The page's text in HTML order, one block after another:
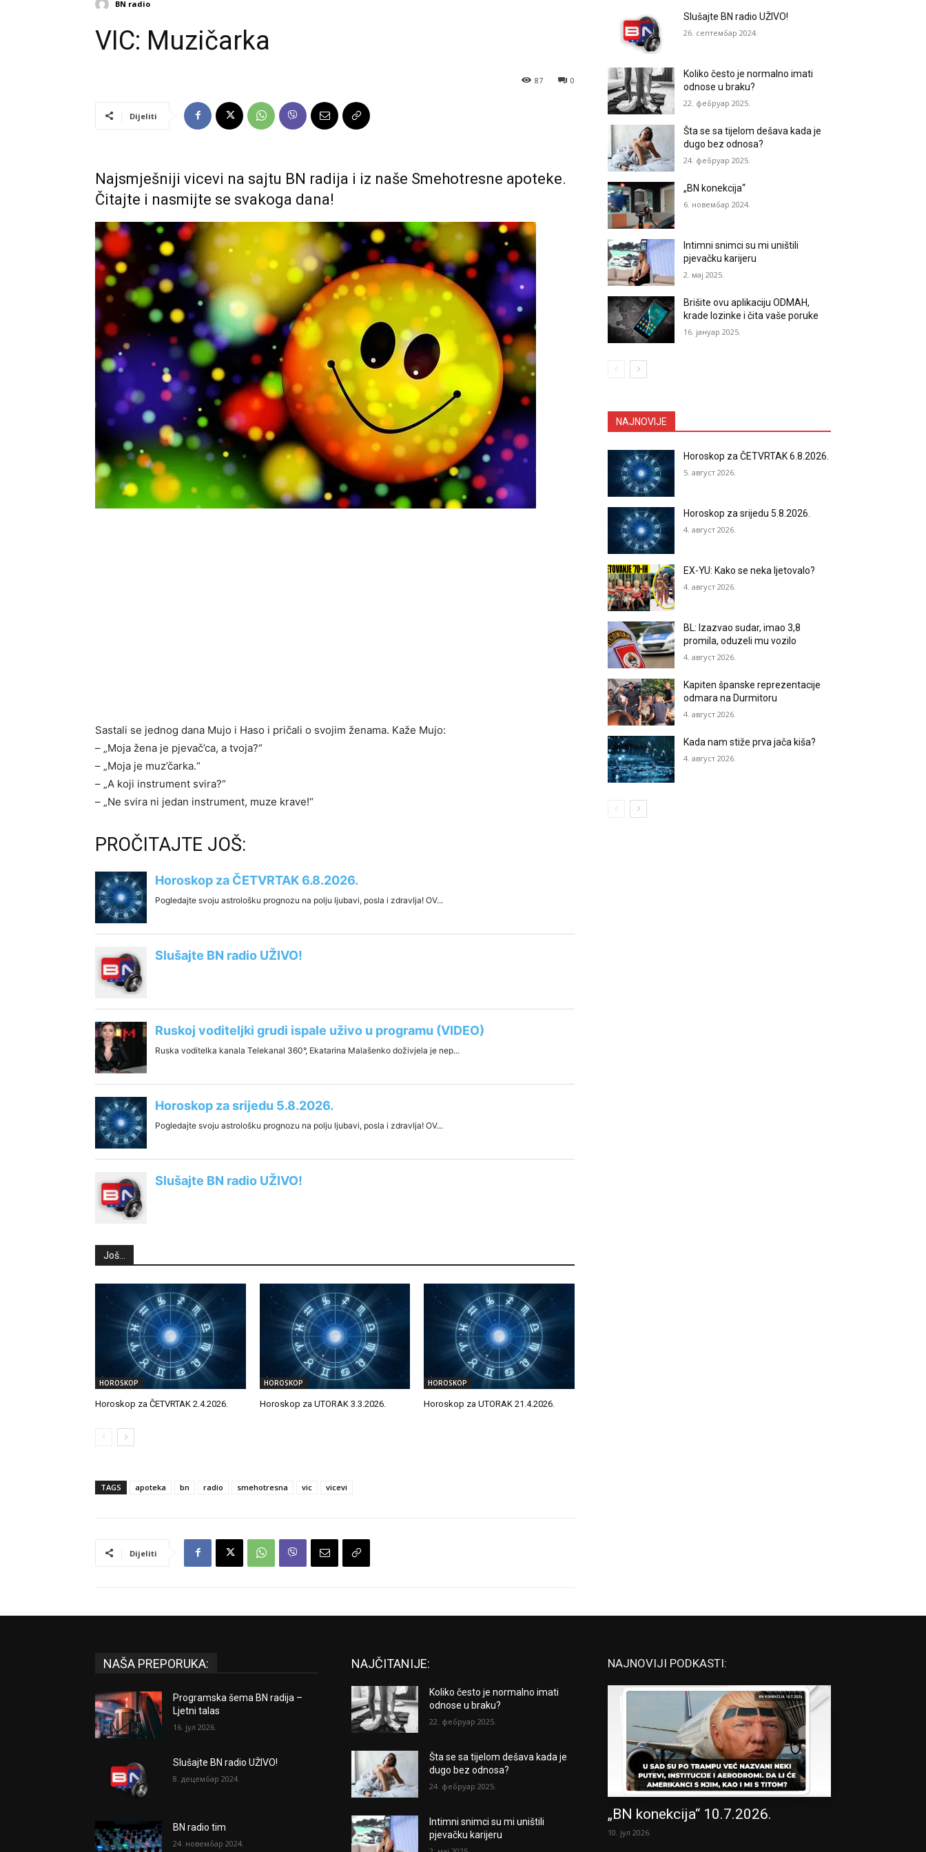
BN radio
VIC: Muzičarka
0
87
Dijeliti
Najsmješniji vicevi na sajtu BN radija i iz naše Smehotresne apoteke.
Čitajte i nasmijte se svakoga dana!
Sastali se jednog dana Mujo i Haso i pričali o svojim ženama. Kaže Mujo:
– „Moja žena je pjevač’ca, a tvoja?“
– „Moja je muz’čarka.“
– „A koji instrument svira?“
– „Ne svira ni jedan instrument, muze krave!“
PROČITAJTE JOŠ:
Još...
HOROSKOP
Horoskop za ČETVRTAK 2.4.2026.
HOROSKOP
Horoskop za UTORAK 3.3.2026.
HOROSKOP
Horoskop za UTORAK 21.4.2026.
TAGS apoteka bn radio smehotresna vic vicevi
Dijeliti
Slušajte BN radio UŽIVO!
26. септембар 2024.
Koliko često je normalno imati
odnose u braku?
22. фебруар 2025.
Šta se sa tijelom dešava kada je
dugo bez odnosa?
24. фебруар 2025.
„BN konekcija“
6. новембар 2024.
Intimni snimci su mi uništili
pjevačku karijeru
2. мај 2025.
Brišite ovu aplikaciju ODMAH,
krade lozinke i čita vaše poruke
16. јануар 2025.
NAJNOVIJE
Horoskop za ČETVRTAK 6.8.2026.
5. август 2026.
Horoskop za srijedu 5.8.2026.
4. август 2026.
EX-YU: Kako se neka ljetovalo?
4. август 2026.
BL: Izazvao sudar, imao 3,8
promila, oduzeli mu vozilo
4. август 2026.
Kapiten španske reprezentacije
odmara na Durmitoru
4. август 2026.
Kada nam stiže prva jača kiša?
4. август 2026.
NAŠA PREPORUKA:
Programska šema BN radija –
Ljetni talas
16. јул 2026.
Slušajte BN radio UŽIVO!
8. децембар 2024.
BN radio tim
24. новембар 2024.
NAJČITANIJE:
Koliko često je normalno imati
odnose u braku?
22. фебруар 2025.
Šta se sa tijelom dešava kada je
dugo bez odnosa?
24. фебруар 2025.
Intimni snimci su mi uništili
pjevačku karijeru
NAJNOVIJI PODKASTI:
„BN konekcija“ 10.7.2026.
10. јул 2026.